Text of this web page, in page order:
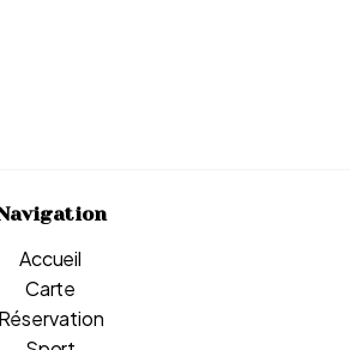
Accueil
Carte
Réservation